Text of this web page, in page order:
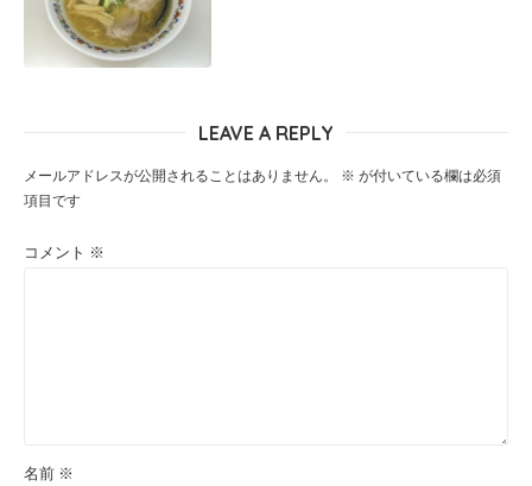
LEAVE A REPLY
メールアドレスが公開されることはありません。 ※ が付いている欄は必須
項目です
コメント ※
名前 ※